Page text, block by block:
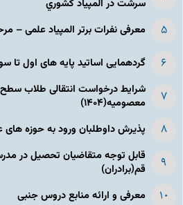
سرشت در المپياد كشوري
معرفی نفرات برتر المپیاد علمی –
گردهمایی اساتید پایه های اول تا
شرایط درخواست انتقالی طلاب
معصومیه(۱۴۰۴)
پذیرش داوطلبان ورود به حوزه های علمیه
قابل توجه متقاضیان تحصیل در
قم(برادران)
معرفی و ارائه منابع دروس جنبی